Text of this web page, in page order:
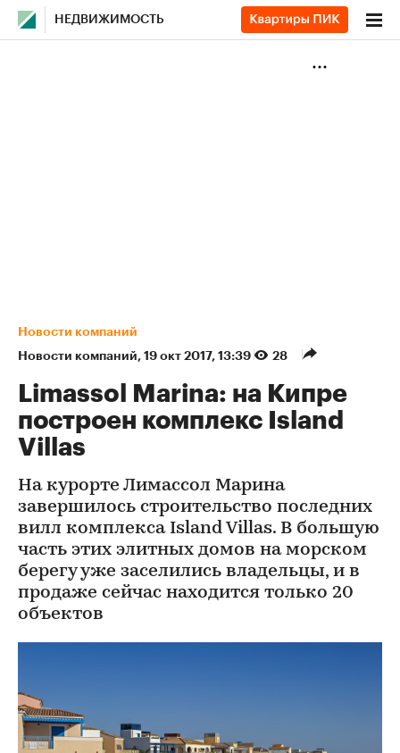
НЕДВИЖИМОСТЬ
Новости компаний
Новости компаний⁠, 19 окт 2017, 13:39 28
Limassol Marina: на Кипре
построен комплекс Island
Villas
На курорте Лимассол Марина
завершилось строительство последних
вилл комплекса Island Villas. В большую
часть этих элитных домов на морском
берегу уже заселились владельцы, и в
продаже сейчас находится только 20
объектов